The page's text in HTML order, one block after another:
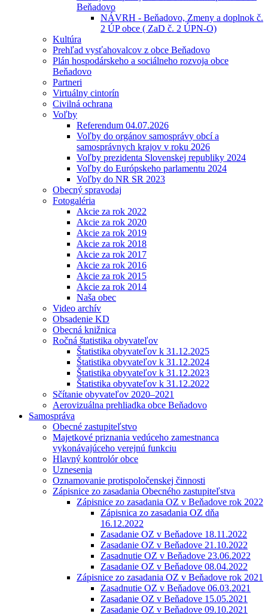
Beňadovo
NÁVRH - Beňadovo, Zmeny a doplnok č.
2 ÚP obce ( ZaD č. 2 ÚPN-O)
Kultúra
Prehľad vysťahovalcov z obce Beňadovo
Plán hospodárskeho a sociálneho rozvoja obce
Beňadovo
Partneri
Virtuálny cintorín
Civilná ochrana
Voľby
Referendum 04.07.2026
Voľby do orgánov samosprávy obcí a
samosprávnych krajov v roku 2026
Voľby prezidenta Slovenskej republiky 2024
Voľby do Európskeho parlamentu 2024
Voľby do NR SR 2023
Obecný spravodaj
Fotogaléria
Akcie za rok 2022
Akcie za rok 2020
Akcie za rok 2019
Akcie za rok 2018
Akcie za rok 2017
Akcie za rok 2016
Akcie za rok 2015
Akcie za rok 2014
Naša obec
Video archív
Obsadenie KD
Obecná knižnica
Ročná štatistika obyvateľov
Štatistika obyvateľov k 31.12.2025
Štatistika obyvateľov k 31.12.2024
Štatistika obyvateľov k 31.12.2023
Štatistika obyvateľov k 31.12.2022
Sčítanie obyvateľov 2020–2021
Aerovizuálna prehliadka obce Beňadovo
Samospráva
Obecné zastupiteľstvo
Majetkové priznania vedúceho zamestnanca
vykonávajúceho verejnú funkciu
Hlavný kontrolór obce
Uznesenia
Oznamovanie protispoločenskej činnosti
Zápisnice zo zasadania Obecného zastupiteľstva
Zápisnice zo zasadania OZ v Beňadove rok 2022
Zápisnica zo zasadania OZ dňa
16.12.2022
Zasadanie OZ v Beňadove 18.11.2022
Zasadanie OZ v Beňadove 21.10.2022
Zasadnutie OZ v Beňadove 23.06.2022
Zasadanie OZ v Beňadove 08.04.2022
Zápisnice zo zasadania OZ v Beňadove rok 2021
Zasadnutie OZ v Beňadove 06.03.2021
Zasadanie OZ v Beňadove 15.05.2021
Zasadanie OZ v Beňadove 09.10.2021